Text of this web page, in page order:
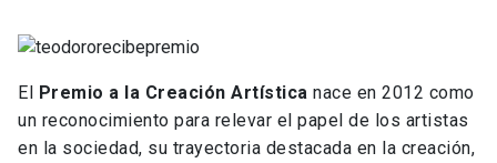
El Premio a la Creación Artística nace en 2012 como
un reconocimiento para relevar el papel de los artistas
en la sociedad, su trayectoria destacada en la creación,